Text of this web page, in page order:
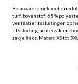
Bosmaaierbroek met
turf, bovenstof: 65 %
ventilatieritssluitingen op
ritssluiting, achterzak en
zakje links. Maten: XS tot 3XL.